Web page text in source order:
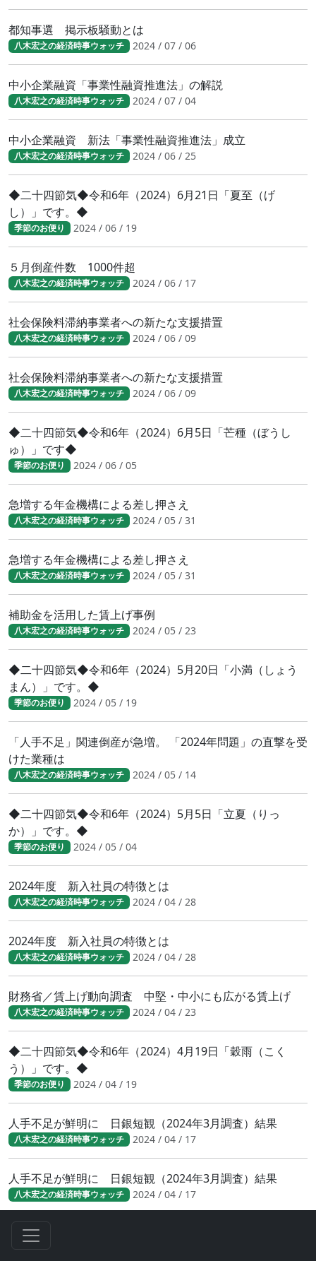
都知事選 掲示板騒動とは
八木宏之の経済時事ウォッチ 2024 / 07 / 06
中小企業融資「事業性融資推進法」の解説
八木宏之の経済時事ウォッチ 2024 / 07 / 04
中小企業融資 新法「事業性融資推進法」成立
八木宏之の経済時事ウォッチ 2024 / 06 / 25
◆二十四節気◆令和6年（2024）6月21日「夏至（げ
し）」です。◆
季節のお便り 2024 / 06 / 19
５月倒産件数 1000件超
八木宏之の経済時事ウォッチ 2024 / 06 / 17
社会保険料滞納事業者への新たな支援措置
八木宏之の経済時事ウォッチ 2024 / 06 / 09
社会保険料滞納事業者への新たな支援措置
八木宏之の経済時事ウォッチ 2024 / 06 / 09
◆二十四節気◆令和6年（2024）6月5日「芒種（ぼうし
ゅ）」です◆
季節のお便り 2024 / 06 / 05
急増する年金機構による差し押さえ
八木宏之の経済時事ウォッチ 2024 / 05 / 31
急増する年金機構による差し押さえ
八木宏之の経済時事ウォッチ 2024 / 05 / 31
補助金を活用した賃上げ事例
八木宏之の経済時事ウォッチ 2024 / 05 / 23
◆二十四節気◆令和6年（2024）5月20日「小満（しょう
まん）」です。◆
季節のお便り 2024 / 05 / 19
「人手不足」関連倒産が急増。 「2024年問題」の直撃を受
けた業種は
八木宏之の経済時事ウォッチ 2024 / 05 / 14
◆二十四節気◆令和6年（2024）5月5日「立夏（りっ
か）」です。◆
季節のお便り 2024 / 05 / 04
2024年度 新入社員の特徴とは
八木宏之の経済時事ウォッチ 2024 / 04 / 28
2024年度 新入社員の特徴とは
八木宏之の経済時事ウォッチ 2024 / 04 / 28
財務省／賃上げ動向調査 中堅・中小にも広がる賃上げ
八木宏之の経済時事ウォッチ 2024 / 04 / 23
◆二十四節気◆令和6年（2024）4月19日「穀雨（こく
う）」です。◆
季節のお便り 2024 / 04 / 19
人手不足が鮮明に 日銀短観（2024年3月調査）結果
八木宏之の経済時事ウォッチ 2024 / 04 / 17
人手不足が鮮明に 日銀短観（2024年3月調査）結果
八木宏之の経済時事ウォッチ 2024 / 04 / 17
日銀３月の金融政策決定会合で利上げ決定